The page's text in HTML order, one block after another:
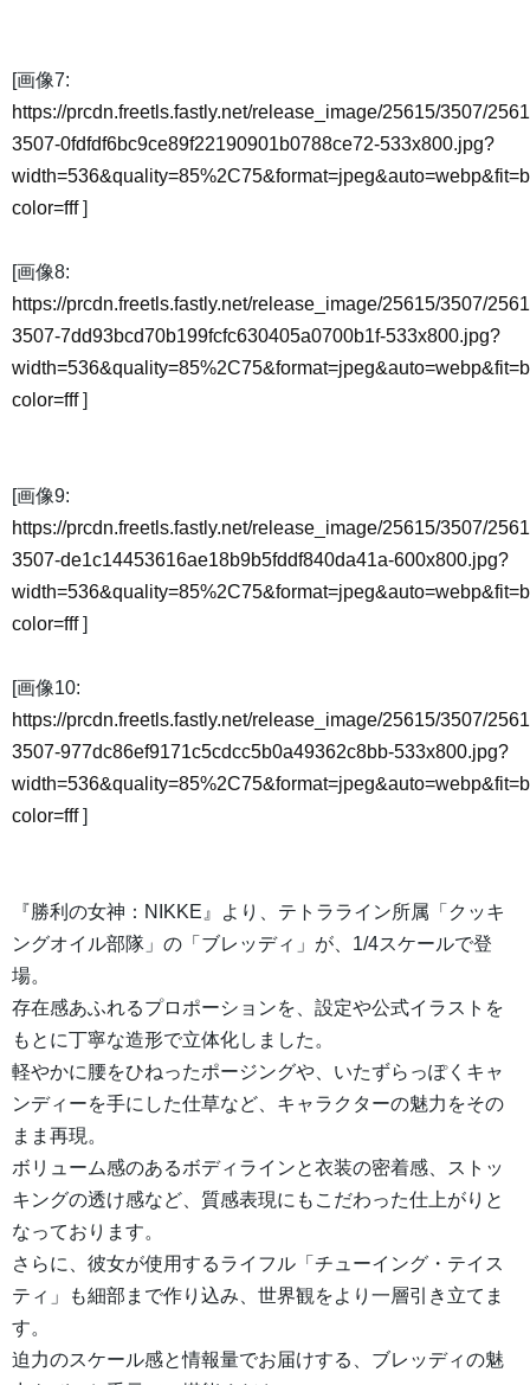
[画像7:
https://prcdn.freetls.fastly.net/release_image/25615/3507/
3507-0fdfdf6bc9ce89f22190901b0788ce72-533x800.jpg?
color=fff]
[画像8:
https://prcdn.freetls.fastly.net/release_image/25615/3507/
3507-7dd93bcd70b199fcfc630405a0700b1f-533x800.jpg?
color=fff]
[画像9:
https://prcdn.freetls.fastly.net/release_image/25615/3507/
3507-de1c14453616ae18b9b5fddf840da41a-600x800.jpg?
color=fff]
[画像10:
https://prcdn.freetls.fastly.net/release_image/25615/3507/
3507-977dc86ef9171c5cdcc5b0a49362c8bb-533x800.jpg?
color=fff]
『勝利の女神：NIKKE』より、テトラライン所属「クッキ
ングオイル部隊」の「ブレッディ」が、1/4スケールで登
場。
存在感あふれるプロポーションを、設定や公式イラストを
もとに丁寧な造形で立体化しました。
軽やかに腰をひねったポージングや、いたずらっぽくキャ
ンディーを手にした仕草など、キャラクターの魅力をその
まま再現。
ボリューム感のあるボディラインと衣装の密着感、ストッ
キングの透け感など、質感表現にもこだわった仕上がりと
なっております。
さらに、彼女が使用するライフル「チューイング・テイス
ティ」も細部まで作り込み、世界観をより一層引き立てま
す。
迫力のスケール感と情報量でお届けする、ブレッディの魅